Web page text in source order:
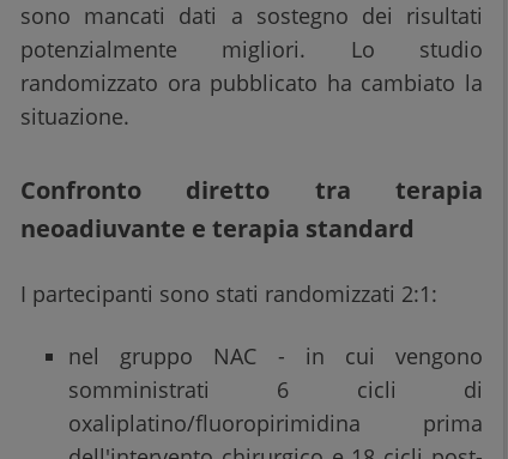
sono mancati dati a sostegno dei risultati
potenzialmente migliori. Lo studio
randomizzato ora pubblicato ha cambiato la
situazione.
Confronto diretto tra terapia
neoadiuvante e terapia standard
I partecipanti sono stati randomizzati 2:1:
nel gruppo NAC - in cui vengono
somministrati 6 cicli di
oxaliplatino/fluoropirimidina prima